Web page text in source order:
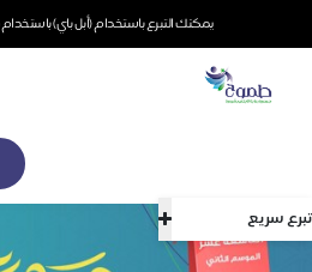
يمكنك التبرع باستخدام (أبل باي)
تبرع سريع